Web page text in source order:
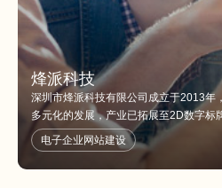
烽派科技
深圳市烽派科技有限公司成立于2013年
多元化的发展，产业已拓展至2D数字标
裸眼3D模组、裸眼3D数码产品整机制造
集广告服务、消费电子、核心器件研发
电子企业网站建设